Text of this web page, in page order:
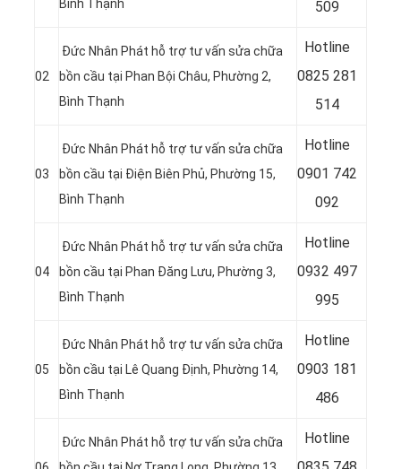
Bình Thạnh 509
02
Đức Nhân Phát hỗ trợ tư vấn sửa chữa
bồn cầu tại Phan Bội Châu, Phường 2,
Bình Thạnh
Hotline
0825 281
514
03
Đức Nhân Phát hỗ trợ tư vấn sửa chữa
bồn cầu tại Điện Biên Phủ, Phường 15,
Bình Thạnh
Hotline
0901 742
092
04
Đức Nhân Phát hỗ trợ tư vấn sửa chữa
bồn cầu tại Phan Đăng Lưu, Phường 3,
Bình Thạnh
Hotline
0932 497
995
05
Đức Nhân Phát hỗ trợ tư vấn sửa chữa
bồn cầu tại Lê Quang Định, Phường 14,
Bình Thạnh
Hotline
0903 181
486
Đức Nhân Phát hỗ trợ tư vấn sửa chữa
Hotline